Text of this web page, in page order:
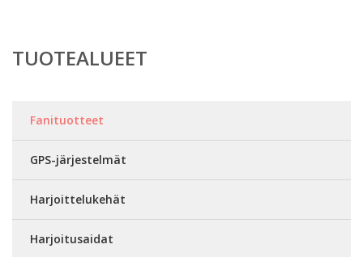
TUOTEALUEET
Fanituotteet
GPS-järjestelmät
Harjoittelukehät
Harjoitusaidat